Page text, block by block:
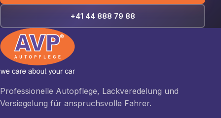
+41 44 888 79 88
Professionelle Autopflege, Lackveredelung und
Versiegelung für anspruchsvolle Fahrer.